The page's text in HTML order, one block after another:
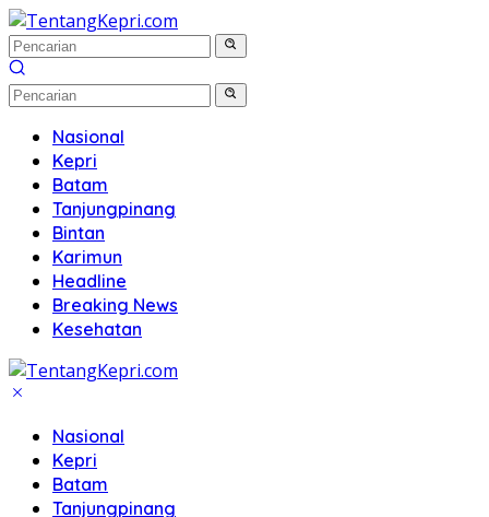
Langsung
ke
konten
Nasional
Kepri
Batam
Tanjungpinang
Bintan
Karimun
Headline
Breaking News
Kesehatan
Nasional
Kepri
Batam
Tanjungpinang